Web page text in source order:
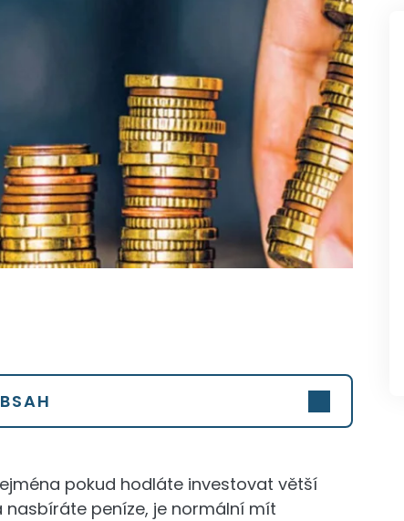
pokud hodláte investovat větší
nasbíráte peníze, je normální mít